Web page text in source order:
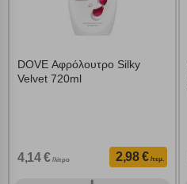
DOVE Αφρόλουτρο Silky
Velvet 720ml
4,14 € /λίτρο 2,98 € /τεμ.